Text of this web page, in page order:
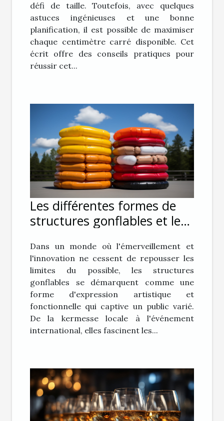
défi de taille. Toutefois, avec quelques
astuces ingénieuses et une bonne
planification, il est possible de maximiser
chaque centimètre carré disponible. Cet
écrit offre des conseils pratiques pour
réussir cet...
Les différentes formes de
structures gonflables et leur
Dans un monde où l'émerveillement et
l'innovation ne cessent de repousser les
limites du possible, les structures
gonflables se démarquent comme une
forme d'expression artistique et
fonctionnelle qui captive un public varié.
De la kermesse locale à l'événement
international, elles fascinent les...